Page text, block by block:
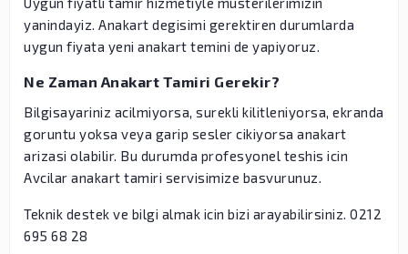
yanindayiz. Anakart degisimi gerektiren durumlarda
uygun fiyata yeni anakart temini de yapiyoruz.
Ne Zaman Anakart Tamiri Gerekir?
Bilgisayariniz acilmiyorsa, surekli kilitleniyorsa, ekranda
goruntu yoksa veya garip sesler cikiyorsa anakart
arizasi olabilir. Bu durumda profesyonel teshis icin
Avcilar anakart tamiri servisimize basvurunuz.
Teknik destek ve bilgi almak icin bizi arayabilirsiniz. 0212
695 68 28